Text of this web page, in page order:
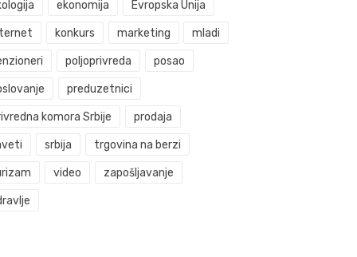
ekonomija Evropska Unija
konkurs marketing mladi
poljoprivreda posao
preduzetnici
komora Srbije prodaja
srbija trgovina na berzi
video zapošljavanje